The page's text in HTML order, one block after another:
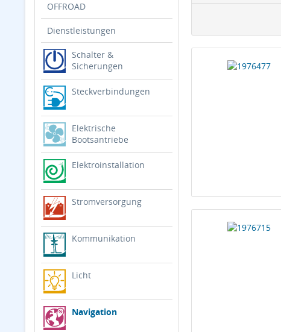
OFFROAD
Dienstleistungen
Schalter &
Sicherungen
Steckverbindungen
Elektrische
Bootsantriebe
Elektroinstallation
Stromversorgung
Kommunikation
Licht
Navigation